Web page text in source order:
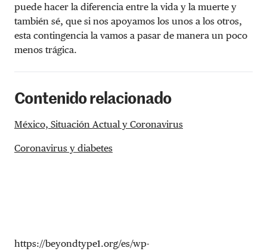
puede hacer la diferencia entre la vida y la muerte y
también sé, que si nos apoyamos los unos a los otros,
esta contingencia la vamos a pasar de manera un poco
menos trágica.
Contenido relacionado
México, Situación Actual y Coronavirus
Coronavirus y diabetes
https://beyondtype1.org/es/wp-